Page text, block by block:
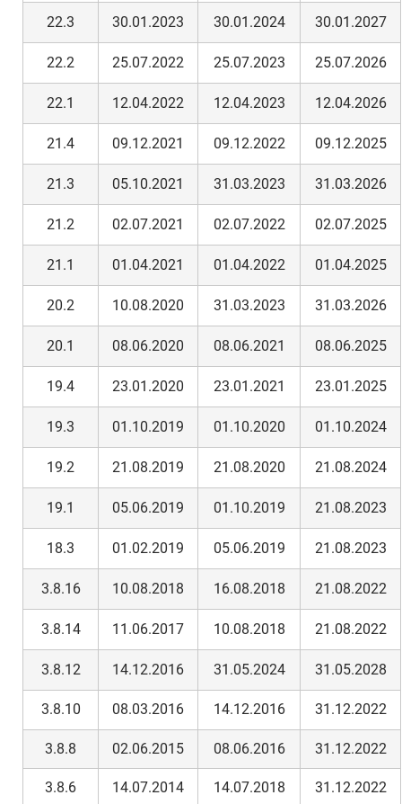
22.3 30.01.2023 30.01.2024 30.01.2027
22.2 25.07.2022 25.07.2023 25.07.2026
22.1 12.04.2022 12.04.2023 12.04.2026
21.4 09.12.2021 09.12.2022 09.12.2025
21.3 05.10.2021 31.03.2023 31.03.2026
21.2 02.07.2021 02.07.2022 02.07.2025
21.1 01.04.2021 01.04.2022 01.04.2025
20.2 10.08.2020 31.03.2023 31.03.2026
20.1 08.06.2020 08.06.2021 08.06.2025
19.4 23.01.2020 23.01.2021 23.01.2025
19.3 01.10.2019 01.10.2020 01.10.2024
19.2 21.08.2019 21.08.2020 21.08.2024
19.1 05.06.2019 01.10.2019 21.08.2023
18.3 01.02.2019 05.06.2019 21.08.2023
3.8.16 10.08.2018 16.08.2018 21.08.2022
3.8.14 11.06.2017 10.08.2018 21.08.2022
3.8.12 14.12.2016 31.05.2024 31.05.2028
3.8.10 08.03.2016 14.12.2016 31.12.2022
3.8.8 02.06.2015 08.06.2016 31.12.2022
3.8.6 14.07.2014 14.07.2018 31.12.2022